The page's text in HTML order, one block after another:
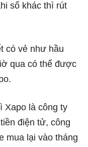
số khác thì rút
có vẻ như hầu
qua có thể được
Xapo là công ty
điện tử, công
mua lại vào tháng